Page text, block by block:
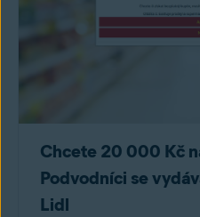
Chcete 20 000 Kč
Podvodníci se
Lidl